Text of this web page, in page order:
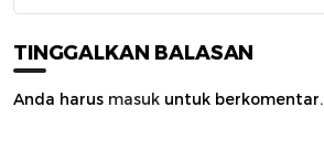
TINGGALKAN BALASAN
Anda harus masuk untuk berkomentar.